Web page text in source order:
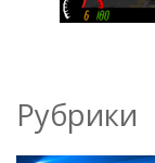
Рубрики